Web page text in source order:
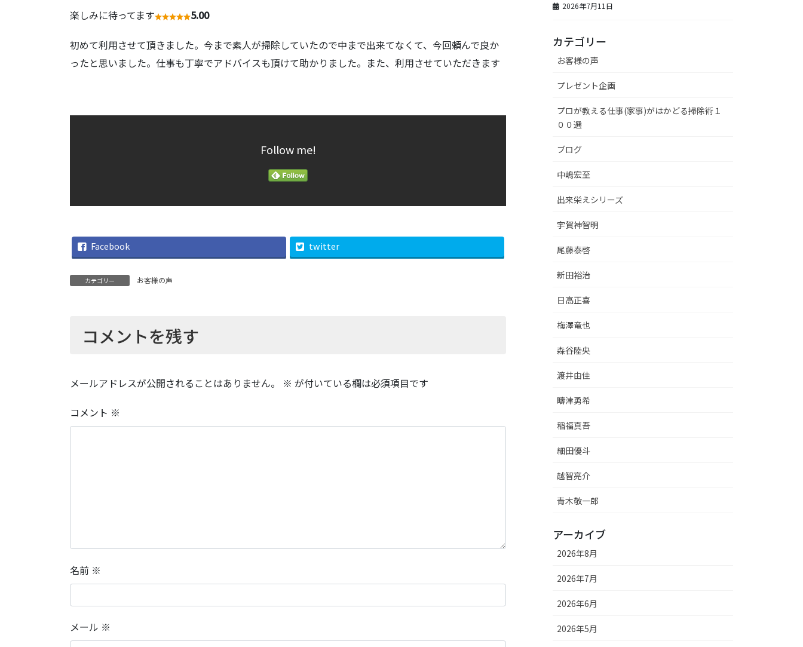
楽しみに待ってます 5.00
初めて利用させて頂きました。今まで素人が掃除していたので中まで出来てなくて、今回頼んで良か
ったと思いました。仕事も丁寧でアドバイスも頂けて助かりました。また、利用させていただきます
Follow me!
Facebook twitter
カテゴリー お客様の声
コメントを残す
メールアドレスが公開されることはありません。 ※ が付いている欄は必須項目です
コメント ※
名前 ※
メール ※
2026年7月11日
カテゴリー
お客様の声
プレゼント企画
プロが教える仕事(家事)がはかどる掃除術１
００選
ブログ
中嶋宏至
出来栄えシリーズ
宇賀神智明
尾藤泰啓
新田裕治
日高正喜
梅澤竜也
森谷陸央
渡井由佳
疇津勇希
稲福真吾
細田優斗
越智亮介
青木敬一郎
アーカイブ
2026年8月
2026年7月
2026年6月
2026年5月